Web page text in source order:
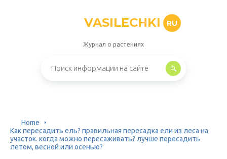
VASILECHKI RU
Журнал о растениях
Home
Как пересадить ель? правильная пересадка ели из леса на
участок. когда можно пересаживать? лучше пересадить
летом, весной или осенью?